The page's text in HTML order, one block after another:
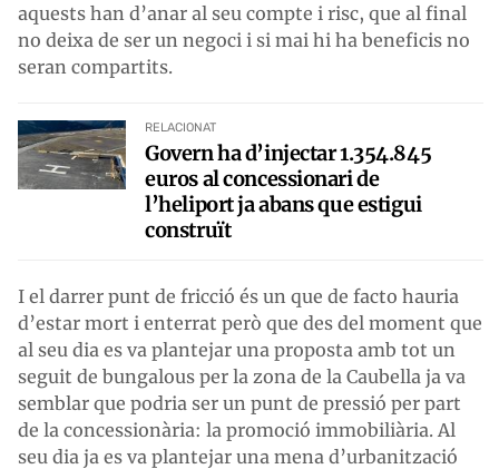
aquests han d’anar al seu compte i risc, que al final
no deixa de ser un negoci i si mai hi ha beneficis no
seran compartits.
RELACIONAT
Govern ha d’injectar 1.354.845
euros al concessionari de
l’heliport ja abans que estigui
construït
I el darrer punt de fricció és un que de facto hauria
d’estar mort i enterrat però que des del moment que
al seu dia es va plantejar una proposta amb tot un
seguit de bungalous per la zona de la Caubella ja va
semblar que podria ser un punt de pressió per part
de la concessionària: la promoció immobiliària. Al
seu dia ja es va plantejar una mena d’urbanització